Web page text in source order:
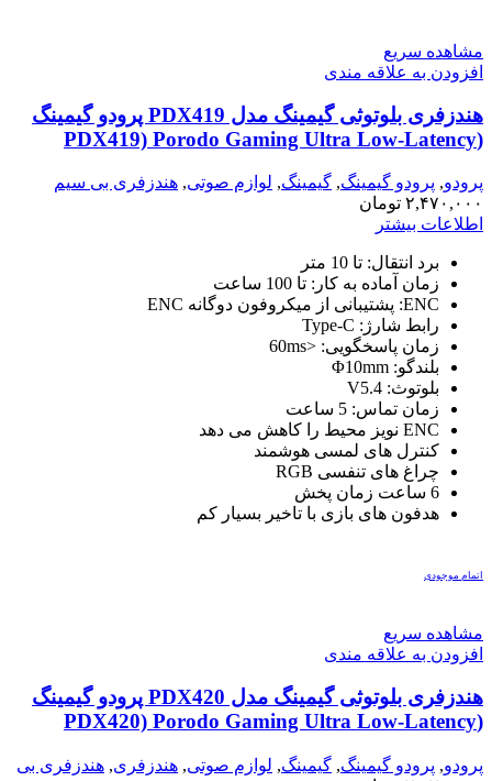
مشاهده سریع
افزودن به علاقه مندی
هندزفری بلوتوثی گیمینگ مدل PDX419 پرودو گیمینگ
(PDX419) Porodo Gaming Ultra Low-Latency
پرودو, پرودو گیمینگ, گیمینگ, لوازم صوتی, هندزفری بی سیم
۲,۴۷۰,۰۰۰ تومان
اطلاعات بیشتر
برد انتقال: تا 10 متر
زمان آماده به کار: تا 100 ساعت
ENC: پشتیبانی از میکروفون دوگانه ENC
رابط شارژ: Type-C
زمان پاسخگویی: <60ms
بلندگو: Φ10mm
بلوتوث: V5.4
زمان تماس: 5 ساعت
ENC نویز محیط را کاهش می دهد
کنترل های لمسی هوشمند
چراغ های تنفسی RGB
6 ساعت زمان پخش
هدفون های بازی با تاخیر بسیار کم
اتمام موجودی
مشاهده سریع
افزودن به علاقه مندی
هندزفری بلوتوثی گیمینگ مدل PDX420 پرودو گیمینگ
(PDX420) Porodo Gaming Ultra Low-Latency
پرودو, پرودو گیمینگ, گیمینگ, لوازم صوتی, هندزفری, هندزفری بی